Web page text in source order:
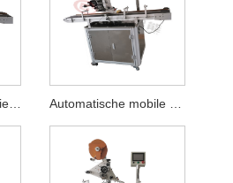
Automatische Etikettiermaschine für Frischkartons